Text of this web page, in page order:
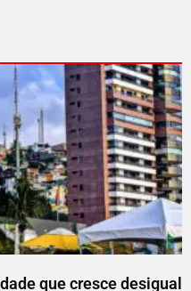
que cresce desigual